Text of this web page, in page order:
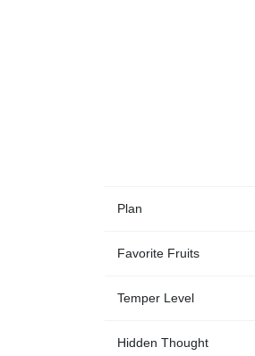
Plan
Favorite Fruits
Temper Level
Hidden Thought